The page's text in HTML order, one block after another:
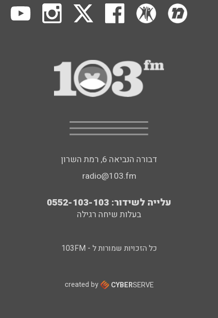
דבורה הנביאה 6, רמת השרון
radio@103.fm
עלייה לשידור: 0552-103-103
בעלות שיחה רגילה
כל הזכויות שמורות ל - 103FM
created by CYBERSERVE